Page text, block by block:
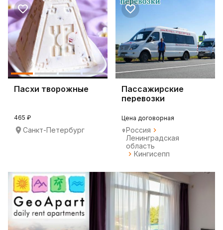
Пасхи творожные
465 ₽
Санкт-Петербург
Пассажирские
перевозки
Цена договорная
Россия
Ленинградская
область
Кингисепп